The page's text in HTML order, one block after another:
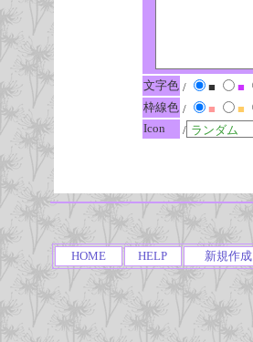
文字色 / ■ ■
枠線色 / ■ ■
Icon
/
HOME HELP 新規作成